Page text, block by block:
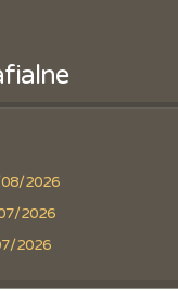
2026
2026
2026